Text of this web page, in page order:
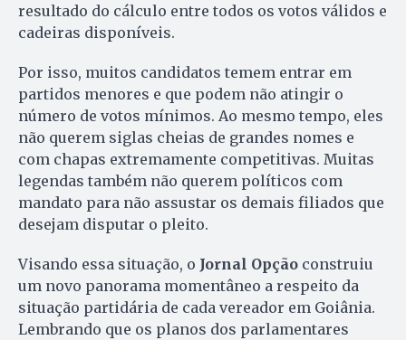
resultado do cálculo entre todos os votos válidos e
cadeiras disponíveis.
Por isso, muitos candidatos temem entrar em
partidos menores e que podem não atingir o
número de votos mínimos. Ao mesmo tempo, eles
não querem siglas cheias de grandes nomes e
com chapas extremamente competitivas. Muitas
legendas também não querem políticos com
mandato para não assustar os demais filiados que
desejam disputar o pleito.
Visando essa situação, o Jornal Opção construiu
um novo panorama momentâneo a respeito da
situação partidária de cada vereador em Goiânia.
Lembrando que os planos dos parlamentares